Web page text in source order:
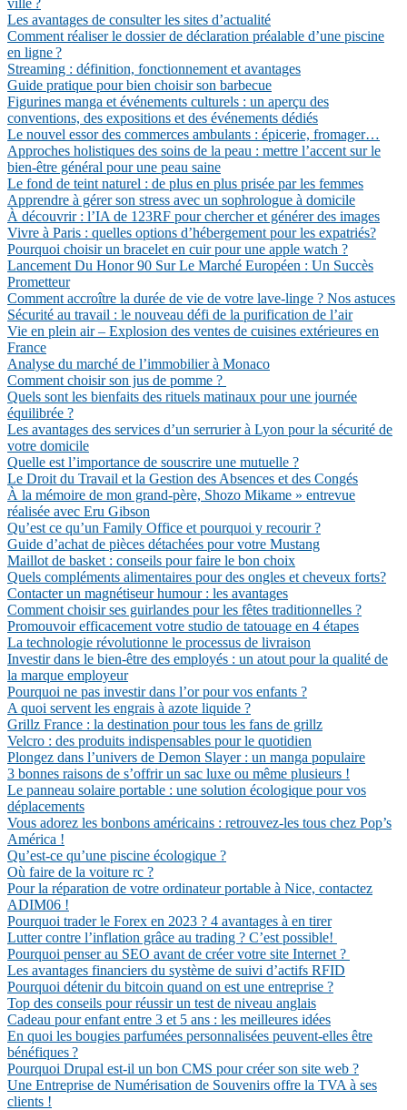
ville ?
Les avantages de consulter les sites d’actualité
Comment réaliser le dossier de déclaration préalable d’une piscine
en ligne ?
Streaming : définition, fonctionnement et avantages
Guide pratique pour bien choisir son barbecue
Figurines manga et événements culturels : un aperçu des
conventions, des expositions et des événements dédiés
Le nouvel essor des commerces ambulants : épicerie, fromager…
Approches holistiques des soins de la peau : mettre l’accent sur le
bien-être général pour une peau saine
Le fond de teint naturel : de plus en plus prisée par les femmes
Apprendre à gérer son stress avec un sophrologue à domicile
À découvrir : l’IA de 123RF pour chercher et générer des images
Vivre à Paris : quelles options d’hébergement pour les expatriés?
Pourquoi choisir un bracelet en cuir pour une apple watch ?
Lancement Du Honor 90 Sur Le Marché Européen : Un Succès
Prometteur
Comment accroître la durée de vie de votre lave-linge ? Nos astuces
Sécurité au travail : le nouveau défi de la purification de l’air
Vie en plein air – Explosion des ventes de cuisines extérieures en
France
Analyse du marché de l’immobilier à Monaco
Comment choisir son jus de pomme ?
Quels sont les bienfaits des rituels matinaux pour une journée
équilibrée ?
Les avantages des services d’un serrurier à Lyon pour la sécurité de
votre domicile
Quelle est l’importance de souscrire une mutuelle ?
Le Droit du Travail et la Gestion des Absences et des Congés
À la mémoire de mon grand-père, Shozo Mikame » entrevue
réalisée avec Eru Gibson
Qu’est ce qu’un Family Office et pourquoi y recourir ?
Guide d’achat de pièces détachées pour votre Mustang
Maillot de basket : conseils pour faire le bon choix
Quels compléments alimentaires pour des ongles et cheveux forts?
Contacter un magnétiseur humour : les avantages
Comment choisir ses guirlandes pour les fêtes traditionnelles ?
Promouvoir efficacement votre studio de tatouage en 4 étapes
La technologie révolutionne le processus de livraison
Investir dans le bien-être des employés : un atout pour la qualité de
la marque employeur
Pourquoi ne pas investir dans l’or pour vos enfants ?
A quoi servent les engrais à azote liquide ?
Grillz France : la destination pour tous les fans de grillz
Velcro : des produits indispensables pour le quotidien
Plongez dans l’univers de Demon Slayer : un manga populaire
3 bonnes raisons de s’offrir un sac luxe ou même plusieurs !
Le panneau solaire portable : une solution écologique pour vos
déplacements
Vous adorez les bonbons américains : retrouvez-les tous chez Pop’s
América !
Qu’est-ce qu’une piscine écologique ?
Où faire de la voiture rc ?
Pour la réparation de votre ordinateur portable à Nice, contactez
ADIM06 !
Pourquoi trader le Forex en 2023 ? 4 avantages à en tirer
Lutter contre l’inflation grâce au trading ? C’est possible!
Pourquoi penser au SEO avant de créer votre site Internet ?
Les avantages financiers du système de suivi d’actifs RFID
Pourquoi détenir du bitcoin quand on est une entreprise ?
Top des conseils pour réussir un test de niveau anglais
Cadeau pour enfant entre 3 et 5 ans : les meilleures idées
En quoi les bougies parfumées personnalisées peuvent-elles être
bénéfiques ?
Pourquoi Drupal est-il un bon CMS pour créer son site web ?
Une Entreprise de Numérisation de Souvenirs offre la TVA à ses
clients !